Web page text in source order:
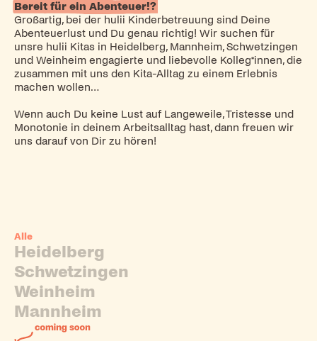
Bereit für ein Abenteuer!?
Großartig, bei der hulii Kinderbetreuung sind Deine
Abenteuerlust und Du genau richtig! Wir suchen für
unsre hulii Kitas in Heidelberg, Mannheim, Schwetzingen
und Weinheim engagierte und liebevolle Kolleg*innen, die
zusammen mit uns den Kita-Alltag zu einem Erlebnis
machen wollen…
Wenn auch Du keine Lust auf Langeweile, Tristesse und
Monotonie in deinem Arbeitsalltag hast, dann freuen wir
uns darauf von Dir zu hören!
Alle
Heidelberg
Schwetzingen
Weinheim
Mannheim